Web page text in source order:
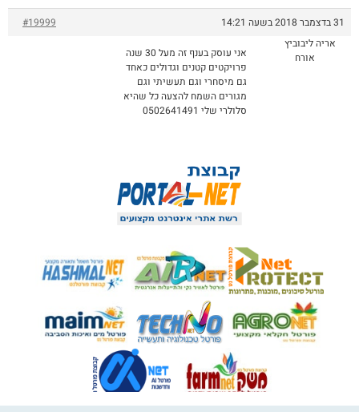
31 בדצמבר 2018 בשעה 14:21
#19999
אריה ליבוביץ
אורח
אני עוסק בענף זה מעל 30 שנה
פרויקטים קטנים וגדולים כאחד
גם מיסחרי וגם תעשיתי וגם
מגורים השמח להצעה כל שהיא
סלולרי שלי 0502641491